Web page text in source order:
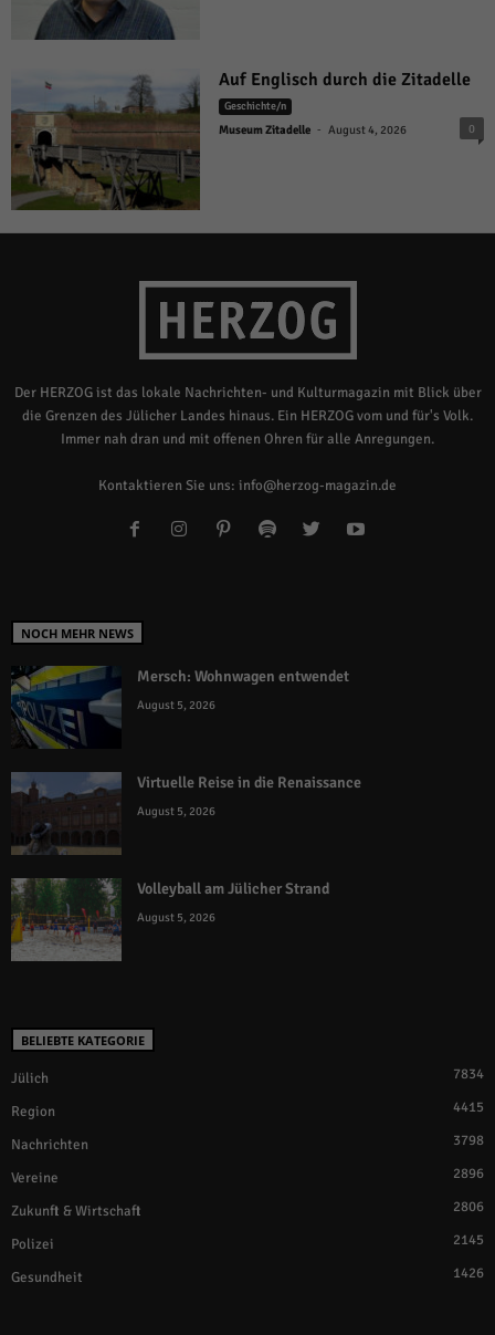
Auf Englisch durch die Zitadelle
Geschichte/n
Museum Zitadelle - August 4, 2026 0
Der HERZOG ist das lokale Nachrichten- und Kulturmagazin mit Blick über
die Grenzen des Jülicher Landes hinaus. Ein HERZOG vom und für's Volk.
Immer nah dran und mit offenen Ohren für alle Anregungen.
Kontaktieren Sie uns: info@herzog-magazin.de
NOCH MEHR NEWS
Mersch: Wohnwagen entwendet
August 5, 2026
Virtuelle Reise in die Renaissance
August 5, 2026
Volleyball am Jülicher Strand
August 5, 2026
BELIEBTE KATEGORIE
Jülich 7834
Region 4415
Nachrichten 3798
Vereine 2896
Zukunft & Wirtschaft 2806
Polizei 2145
Gesundheit 1426